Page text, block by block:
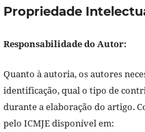
Propriedade
Responsabilidade do Autor:
Quanto à autoria, os autores
identificação, qual o tipo de
durante a elaboração do artigo.
pelo ICMJE disponível em: